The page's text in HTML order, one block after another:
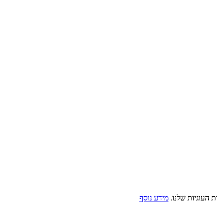
שלנו. מידע נוסף